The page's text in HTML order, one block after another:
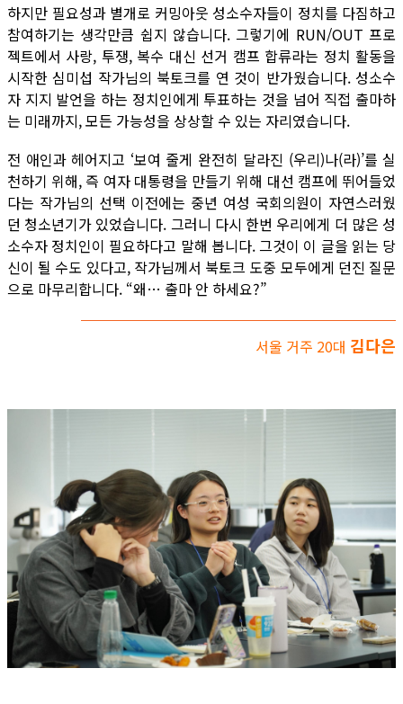
하지만 필요성과 별개로 커밍아웃 성소수자들이 정치를 다짐하고
참여하기는 생각만큼 쉽지 않습니다. 그렇기에 RUN/OUT 프로
젝트에서 사랑, 투쟁, 복수 대신 선거 캠프 합류라는 정치 활동을
시작한 심미섭 작가님의 북토크를 연 것이 반가웠습니다. 성소수
자 지지 발언을 하는 정치인에게 투표하는 것을 넘어 직접 출마하
는 미래까지, 모든 가능성을 상상할 수 있는 자리였습니다.
전 애인과 헤어지고 ‘보여 줄게 완전히 달라진 (우리)나(라)’를 실
천하기 위해, 즉 여자 대통령을 만들기 위해 대선 캠프에 뛰어들었
다는 작가님의 선택 이전에는 중년 여성 국회의원이 자연스러웠
던 청소년기가 있었습니다. 그러니 다시 한번 우리에게 더 많은 성
소수자 정치인이 필요하다고 말해 봅니다. 그것이 이 글을 읽는 당
신이 될 수도 있다고, 작가님께서 북토크 도중 모두에게 던진 질문
으로 마무리합니다. “왜… 출마 안 하세요?”
서울 거주 20대 김다은